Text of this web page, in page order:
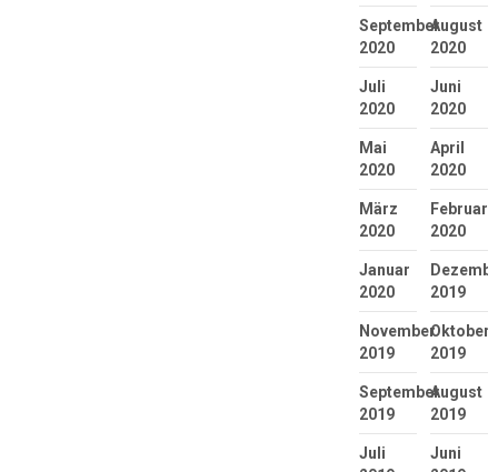
September
2020
August
2020
Juli
2020
Juni
2020
Mai
2020
April
2020
März
2020
Februar
2020
Januar
2020
2019
November
2019
Oktober
2019
September
2019
August
2019
Juli
Juni